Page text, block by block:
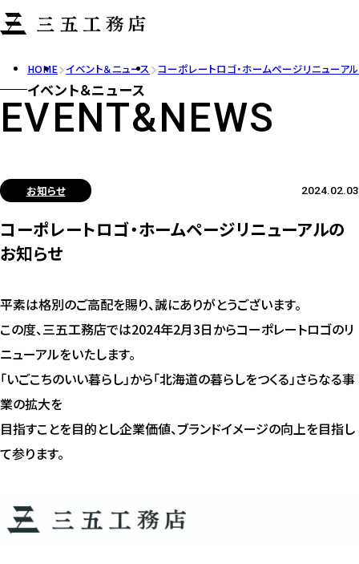
HOME イベント＆ニュース コーポレートロゴ・ホームページリニューア
イベント＆ニュース
EVENT&NEWS
お知らせ 2024.02.03
コーポレートロゴ・ホームページリニューアルの
お知らせ
平素は格別のご高配を賜り、誠にありがとうございます。
この度、三五工務店では2024年2月3日からコーポレートロゴのリ
ニューアルをいたします。
「いごこちのいい暮らし」から「北海道の暮らしをつくる」さらなる事
業の拡大を
目指すことを目的とし企業価値、ブランドイメージの向上を目指し
て参ります。